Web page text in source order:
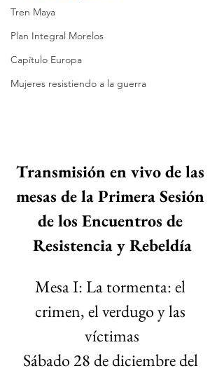
Tren Maya
Plan Integral Morelos
Capítulo Europa
Mujeres resistiendo a la guerra
Transmisión en vivo de las
mesas de la Primera Sesión
de los Encuentros de
Resistencia y Rebeldía
Mesa I: La tormenta: el
crimen, el verdugo y las
víctimas
Sábado 28 de diciembre del